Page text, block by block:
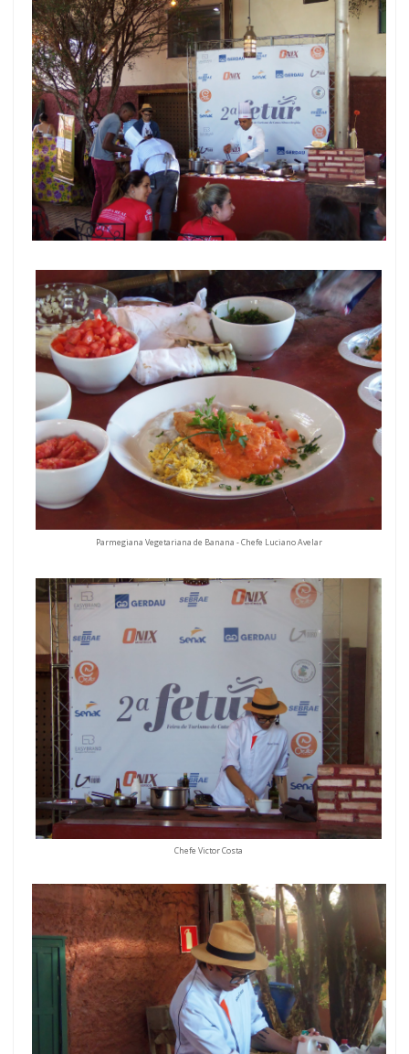
Parmegiana Vegetariana de Banana - Chefe Luciano Avelar
Chefe Victor Costa